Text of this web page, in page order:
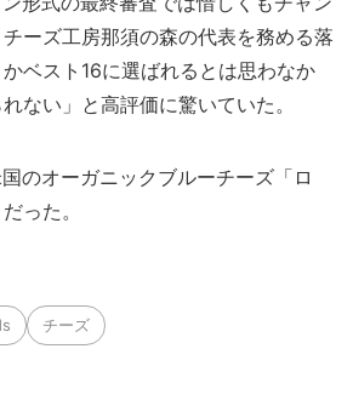
ーズ工房那須の森の代表を務める落
ベスト16に選ばれるとは思わなか
ない」と高評価に驚いていた。
のオーガニックブルーチーズ「ロ
った。
チーズ